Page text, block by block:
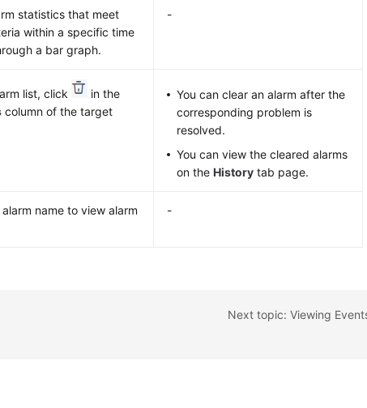
statistics that meet
within a specific time
a bar graph.
-
list, click
in the
column of the target
You can clear an alarm after the
corresponding problem is
resolved.
You can view the cleared alarms
on theHistory tab page.
name to view alarm
-
Next topic: Viewing